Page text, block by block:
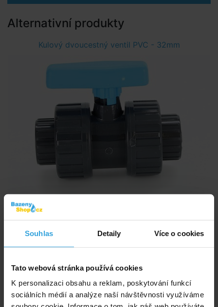
Souhlas Detaily Více o cookies
Tato webová stránka používá cookies
K personalizaci obsahu a reklam, poskytování funkcí
sociálních médií a analýze naší návštěvnosti využíváme
Alternativní produkty
Kulový dvoucestný ventil PVC - 32mm
Dvoucestný kulový ventil PVC s napojením o průměru 32mm. Napojení
Skladem > 5 ks
320,- Kč
do košíku